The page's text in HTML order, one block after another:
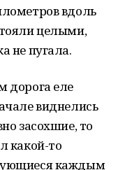
вдоль
целыми,
не пугала.
дорога еле
виднелись
засохшие, то
какой-то
каждым